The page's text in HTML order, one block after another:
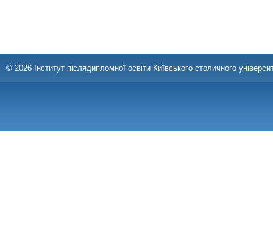
© 2026 Інститут післядипломної освіти Київського столичного